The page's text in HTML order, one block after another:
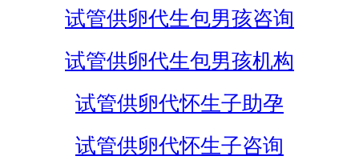
试管供卵代生包男孩咨询
试管供卵代生包男孩机构
试管供卵代怀生子助孕
试管供卵代怀生子咨询